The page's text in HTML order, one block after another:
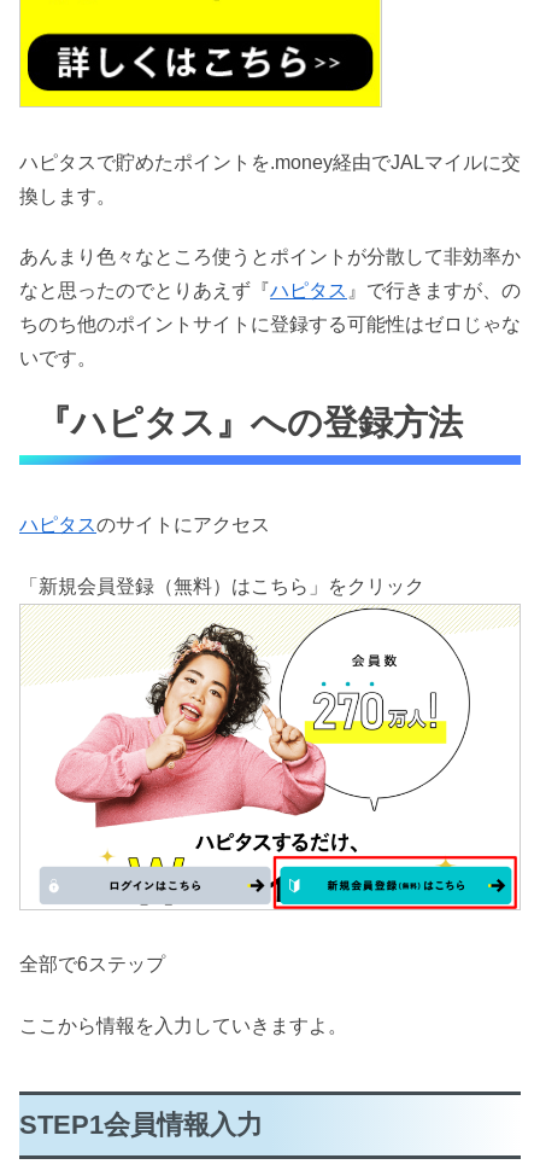
ハピタスで貯めたポイントを.money経由でJALマイルに交
換します。
あんまり色々なところ使うとポイントが分散して非効率か
なと思ったのでとりあえず『ハピタス 』で行きますが、の
ちのち他のポイントサイトに登録する可能性はゼロじゃな
いです。
『ハピタス』への登録方法
ハピタスのサイトにアクセス
「新規会員登録（無料）はこちら」をクリック
全部で6ステップ
ここから情報を入力していきますよ。
STEP1会員情報入力